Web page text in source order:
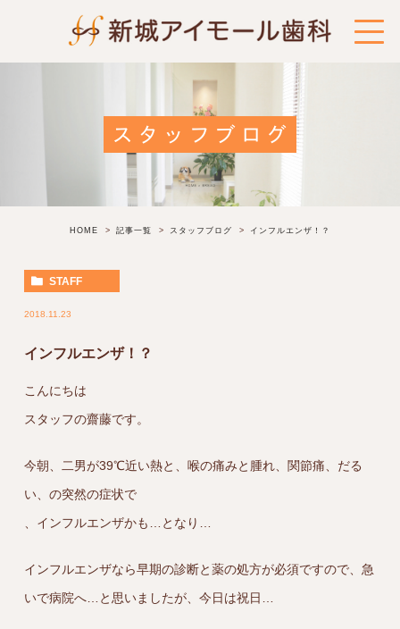
スタッフブログ
HOME 記事一覧 スタッフブログ インフルエンザ！？
STAFF
2018.11.23
インフルエンザ！？
こんにちは
スタッフの齋藤です。
今朝、二男が39℃近い熱と、喉の痛みと腫れ、関節痛、だる
い、の突然の症状で
、インフルエンザかも…となり…
インフルエンザなら早期の診断と薬の処方が必須ですので、急
いで病院へ…と思いましたが、今日は祝日…